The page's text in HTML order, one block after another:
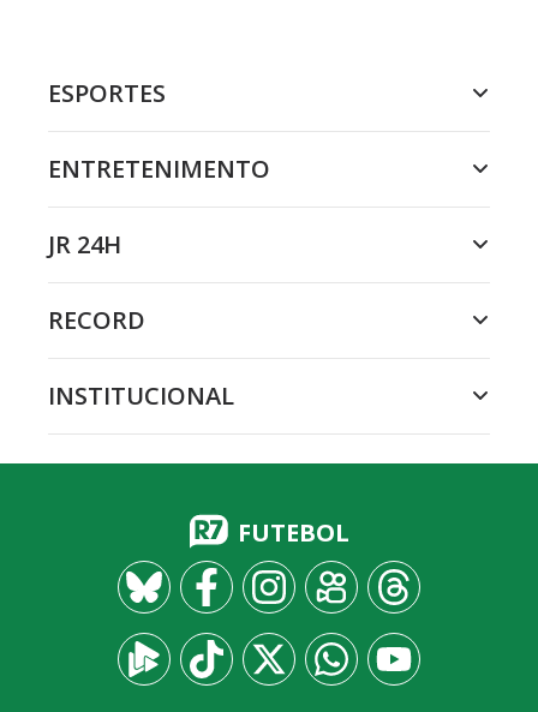
ESPORTES
ENTRETENIMENTO
JR 24H
RECORD
INSTITUCIONAL
FUTEBOL